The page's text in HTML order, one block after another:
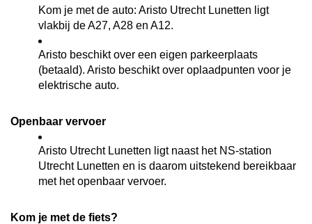
Kom je met de auto: Aristo Utrecht Lunetten ligt
vlakbij de A27, A28 en A12.
Aristo beschikt over een eigen parkeerplaats
(betaald). Aristo beschikt over oplaadpunten voor je
elektrische auto.
Openbaar vervoer
Aristo Utrecht Lunetten ligt naast het NS-station
Utrecht Lunetten en is daarom uitstekend bereikbaar
met het openbaar vervoer.
Kom je met de fiets?